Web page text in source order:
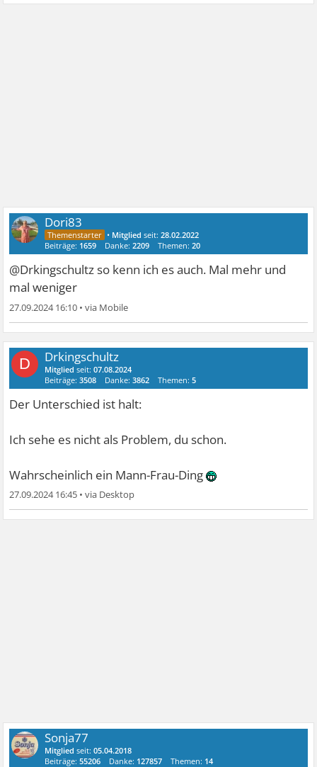
Dori83
• Mitglied seit:28.02.2022
Beiträge: 1659 Danke:2209 Themen:20
@Drkingschultz so kenn ich es auch. Mal mehr und
mal weniger
27.09.2024 16:10 •
D Drkingschultz
Mitglied seit:07.08.2024
Beiträge:3508 Danke:3862 Themen:5
Der Unterschied ist halt:
Ich sehe es nicht als Problem, du schon.
Wahrscheinlich ein Mann-Frau-Ding
27.09.2024 16:45 •
Sonja77
Mitglied seit:05.04.2018
Beiträge:55206 Danke: 127857 Themen: 14